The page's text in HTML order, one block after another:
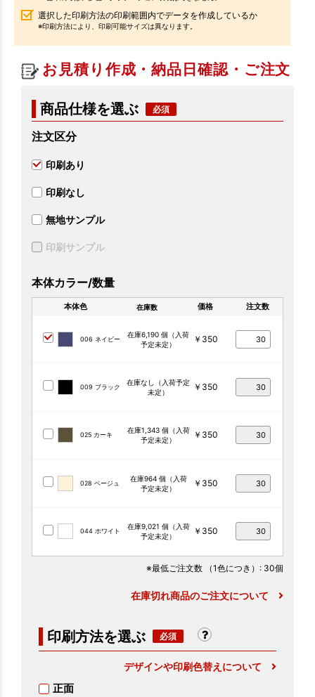
選択した印刷方法の印刷範囲内でデータを作成しているか
※印刷方法により、印刷可能サイズは異なります。
お見積り作成・納品日確認・ご注文
商品仕様を選ぶ
注文区分
印刷あり
印刷なし
無地サンプル
印刷サンプル
本体カラー/数量
本体色 在庫数 価格 注文数
006 ネイビー
在庫6,190 個（入荷
予定未定）
￥350
009 ブラック
在庫なし（入荷予定
未定）
￥350
025 カーキ
在庫1,343 個（入荷
予定未定）
￥350
028 ベージュ
在庫964 個（入荷
予定未定）
￥350
044 ホワイト
在庫9,021 個（入荷
予定未定）
￥350
※最低ご注文数 （1色につき） : 30個
在庫切れ商品のご注文について
印刷方法を選ぶ
デザインや印刷色替えについて
正面